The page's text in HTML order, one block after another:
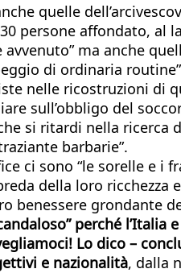
quelle
persone affondato, al
ma anche
di ordinaria
nelle ricostruzioni di
sull’obbligo del
si ritardi nella ricerca
barbarie”.
ci sono “le sorelle e i
della loro ricchezza
benessere grondante
perché l’Italia
Lo dico –
e nazionalità, dalla